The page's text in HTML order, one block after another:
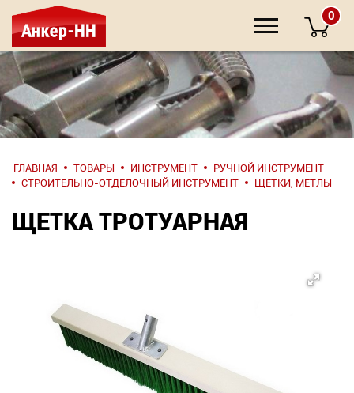
НАПИШИТЕ
НАМ
О компании
Инструмент
0
ГЛАВНАЯ ТОВАРЫ ИНСТРУМЕНТ
РУЧНОЙ ИНСТРУМЕНТ
СТРОИТЕЛЬНО-ОТДЕЛОЧНЫЙ ИНСТРУМЕНТ
ЩЕТКИ, МЕТЛЫ
ЩЕТКА ТРОТУАРНАЯ